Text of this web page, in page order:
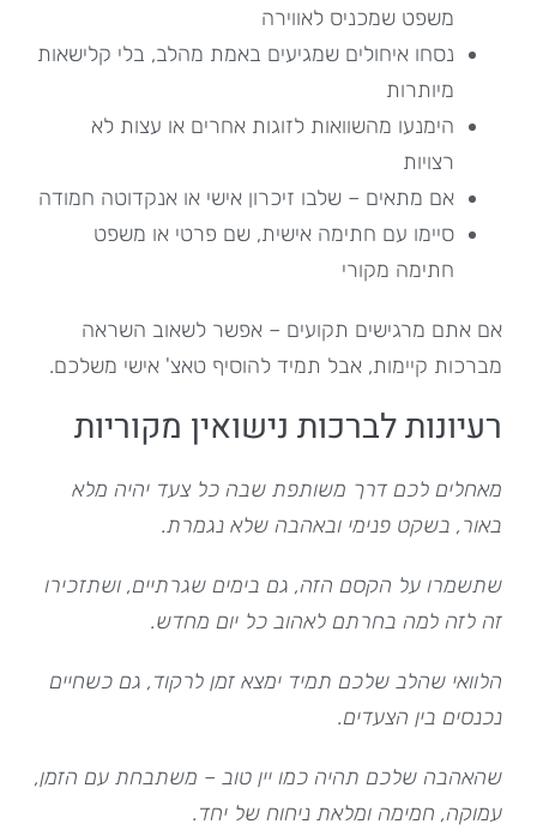
משפט שמכניס לאווירה
נסחו איחולים שמגיעים באמת מהלב, בלי קלישאות
מיותרות
הימנעו מהשוואות לזוגות אחרים או עצות לא
רצויות
אם מתאים – שלבו זיכרון אישי או אנקדוטה חמודה
סיימו עם חתימה אישית, שם פרטי או משפט
חתימה מקורי
אם אתם מרגישים תקועים – אפשר לשאוב השראה
מברכות קיימות, אבל תמיד להוסיף טאצ' אישי משלכם.
רעיונות לברכות נישואין מקוריות
מאחלים לכם דרך משותפת שבה כל צעד יהיה מלא
באור, בשקט פנימי ובאהבה שלא נגמרת.
שתשמרו על הקסם הזה, גם בימים שגרתיים, ושתזכירו
זה לזה למה בחרתם לאהוב כל יום מחדש.
הלוואי שהלב שלכם תמיד ימצא זמן לרקוד, גם כשחיים
נכנסים בין הצעדים.
שהאהבה שלכם תהיה כמו יין טוב – משתבחת עם הזמן,
עמוקה, חמימה ומלאת ניחוח של יחד.